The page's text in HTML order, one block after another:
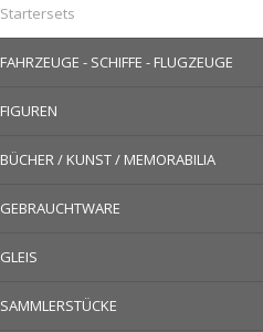
Startersets
FAHRZEUGE - SCHIFFE - FLUGZEUGE
FIGUREN
BÜCHER / KUNST / MEMORABILIA
GEBRAUCHTWARE
GLEIS
SAMMLERSTÜCKE